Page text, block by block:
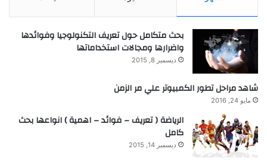
بحث متكامل حول تعريف التكنولوجيا وفوائدها
واضرارها ومجالات استخداماتها
ديسمبر 8, 2015
شاهد مراحل تطور الكمبيوتر علي مر الزمن
مايو 24, 2016
الرياضة ( تعريف – فوائد – اهمية ) انواعها بحث
كامل
ديسمبر 14, 2015